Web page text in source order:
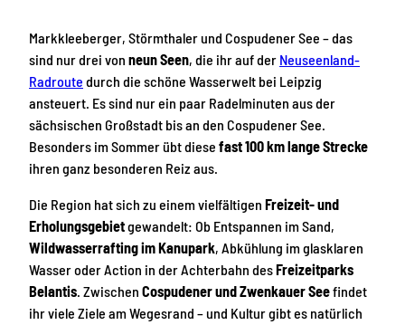
Markkleeberger, Störmthaler und Cospudener See – das
sind nur drei von neun Seen, die ihr auf der Neuseenland-
Radroute durch die schöne Wasserwelt bei Leipzig
ansteuert. Es sind nur ein paar Radelminuten aus der
sächsischen Großstadt bis an den Cospudener See.
Besonders im Sommer übt diese fast 100 km lange Strecke
ihren ganz besonderen Reiz aus.
Die Region hat sich zu einem vielfältigen Freizeit- und
Erholungsgebietgewandelt: Ob Entspannen im Sand,
Wildwasserrafting im Kanupark, Abkühlung im glasklaren
Wasser oder Action in der Achterbahn desFreizeitparks
Belantis. Zwischen Cospudener und Zwenkauer Seefindet
ihr viele Ziele am Wegesrand – und Kultur gibt es natürlich